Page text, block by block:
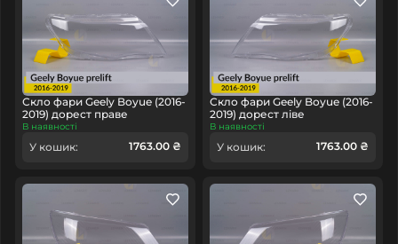
Скло фари Geely Boyue (2016-
2019) дорест праве
В наявності
У кошик: 1763.00 ₴
Скло фари Geely Boyue (2016-
2019) дорест ліве
В наявності
У кошик: 1763.00 ₴